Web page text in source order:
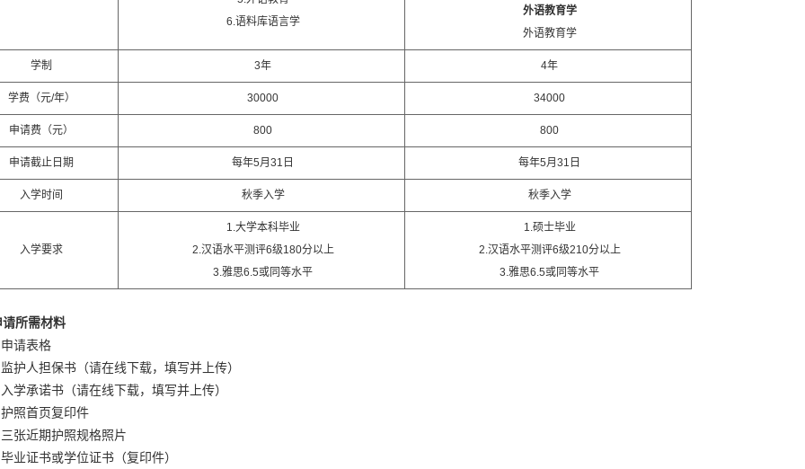
6.语料库语言学
外语教育学
外语教育学
学制 3年 4年
学费（元/年） 30000 34000
申请费（元） 800 800
申请截止日期 每年5月31日 每年5月31日
入学时间 秋季入学 秋季入学
入学要求
1.大学本科毕业
2.汉语水平测评6级180分以上
3.雅思6.5或同等水平
1.硕士毕业
2.汉语水平测评6级210分以上
3.雅思6.5或同等水平
请所需材料
请表格
护人担保书（请在线下载，填写并上传）
学承诺书（请在线下载，填写并上传）
照首页复印件
张近期护照规格照片
业证书或学位证书（复印件）